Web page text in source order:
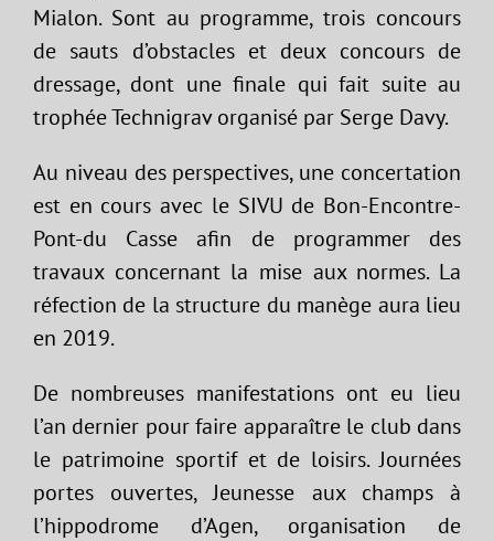
Mialon. Sont au programme, trois concours
de sauts d’obstacles et deux concours de
dressage, dont une finale qui fait suite au
trophée Technigrav organisé par Serge Davy.
Au niveau des perspectives, une concertation
est en cours avec le SIVU de Bon-Encontre-
Pont-du Casse afin de programmer des
travaux concernant la mise aux normes. La
réfection de la structure du manège aura lieu
en 2019.
De nombreuses manifestations ont eu lieu
l’an dernier pour faire apparaître le club dans
le patrimoine sportif et de loisirs. Journées
portes ouvertes, Jeunesse aux champs à
l’hippodrome d’Agen, organisation de